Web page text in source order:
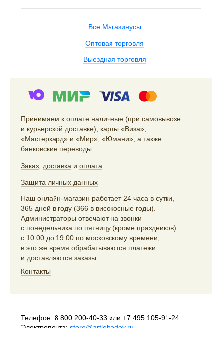
Все Магазинусы
Оптовая торговля
Выездная торговля
Принимаем к оплате наличные (при самовывозе
и курьерской доставке), карты «Виза»,
«Мастеркард» и «Мир», «Юмани», а также
банковские переводы.
Заказ, доставка и оплата
Защита личных данных
Наш онлайн-магазин работает 24 часа в сутки,
365 дней в году (366 в високосные годы).
Администраторы отвечают на звонки
с понедельника по пятницу (кроме праздников)
с 10:00 до 19:00 по московскому времени,
в это же время обрабатываются платежи
и доставляются заказы.
Контакты
Телефон: 8 800 200-40-33 или +7 495 105-91-24
Электропочта: store@artlebedev.ru